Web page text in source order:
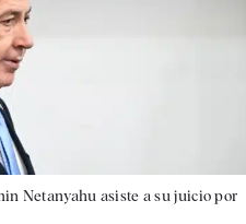
Netanyahu asiste a su juicio por